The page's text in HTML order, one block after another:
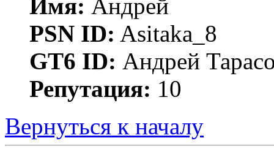
Имя: Андрей
PSN ID: Asitaka_8
GT6 ID: Андрей
Репутация: 10
Вернуться к началу